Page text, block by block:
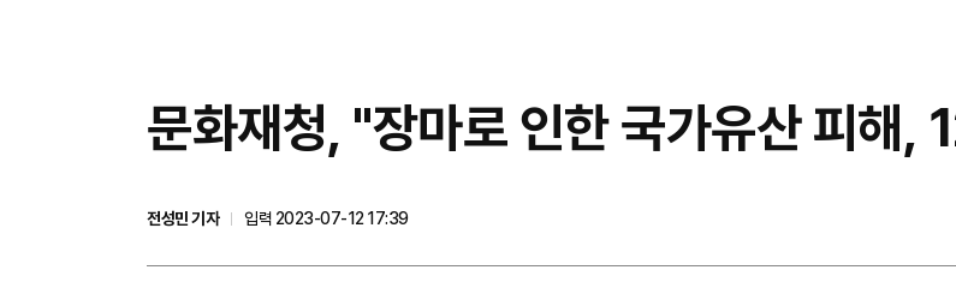
문화재청, "장마로 인한 국가유산 피해,
전성민 기자
입력 2023-07-12 17:39